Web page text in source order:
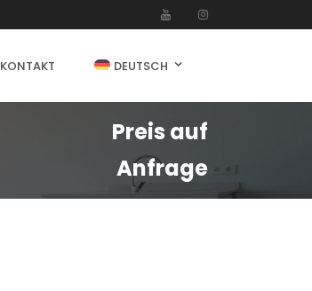
KONTAKT DEUTSCH
Preis auf
Anfrage